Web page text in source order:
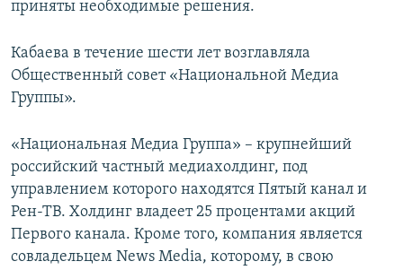
приняты необходимые решения.
Кабаева в течение шести лет возглавляла
Общественный совет «Национальной Медиа
Группы».
«Национальная Медиа Группа» – крупнейший
российский частный медиахолдинг, под
управлением которого находятся Пятый канал и
Рен-ТВ. Холдинг владеет 25 процентами акций
Первого канала. Кроме того, компания является
совладельцем News Media, которому, в свою